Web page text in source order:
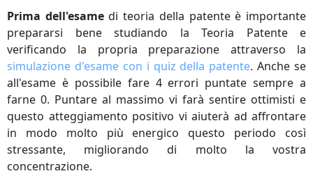
Prima dell'esamedi teoria della patente è importante
prepararsi bene studiando la Teoria Patente e
verificando la propria preparazione attraverso la
simulazione d'esame con i quiz della patente. Anche se
all'esame è possibile fare 4 errori puntate sempre a
farne 0. Puntare al massimo vi farà sentire ottimisti e
questo atteggiamento positivo vi aiuterà ad affrontare
in modo molto più energico questo periodo così
stressante, migliorando di molto la vostra
concentrazione.